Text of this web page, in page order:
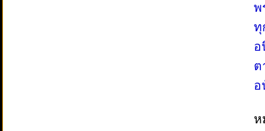
พ
ทุ
อ
ต
อ
ห